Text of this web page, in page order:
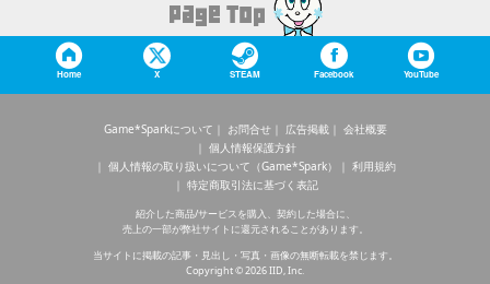
Home X STEAM Facebook YouTube
Game*Sparkについて お問合せ 広告掲載
会社概要
個人情報保護方針
個人情報の取り扱いについて（Game*Spark）
利用規約
特定商取引法に基づく表記
紹介した商品/サービスを購入、契約した場合に、
売上の一部が弊社サイトに還元されることがあります。
当サイトに掲載の記事・見出し・写真・画像の無断転載を禁じます。
Copyright © 2026 IID, Inc.